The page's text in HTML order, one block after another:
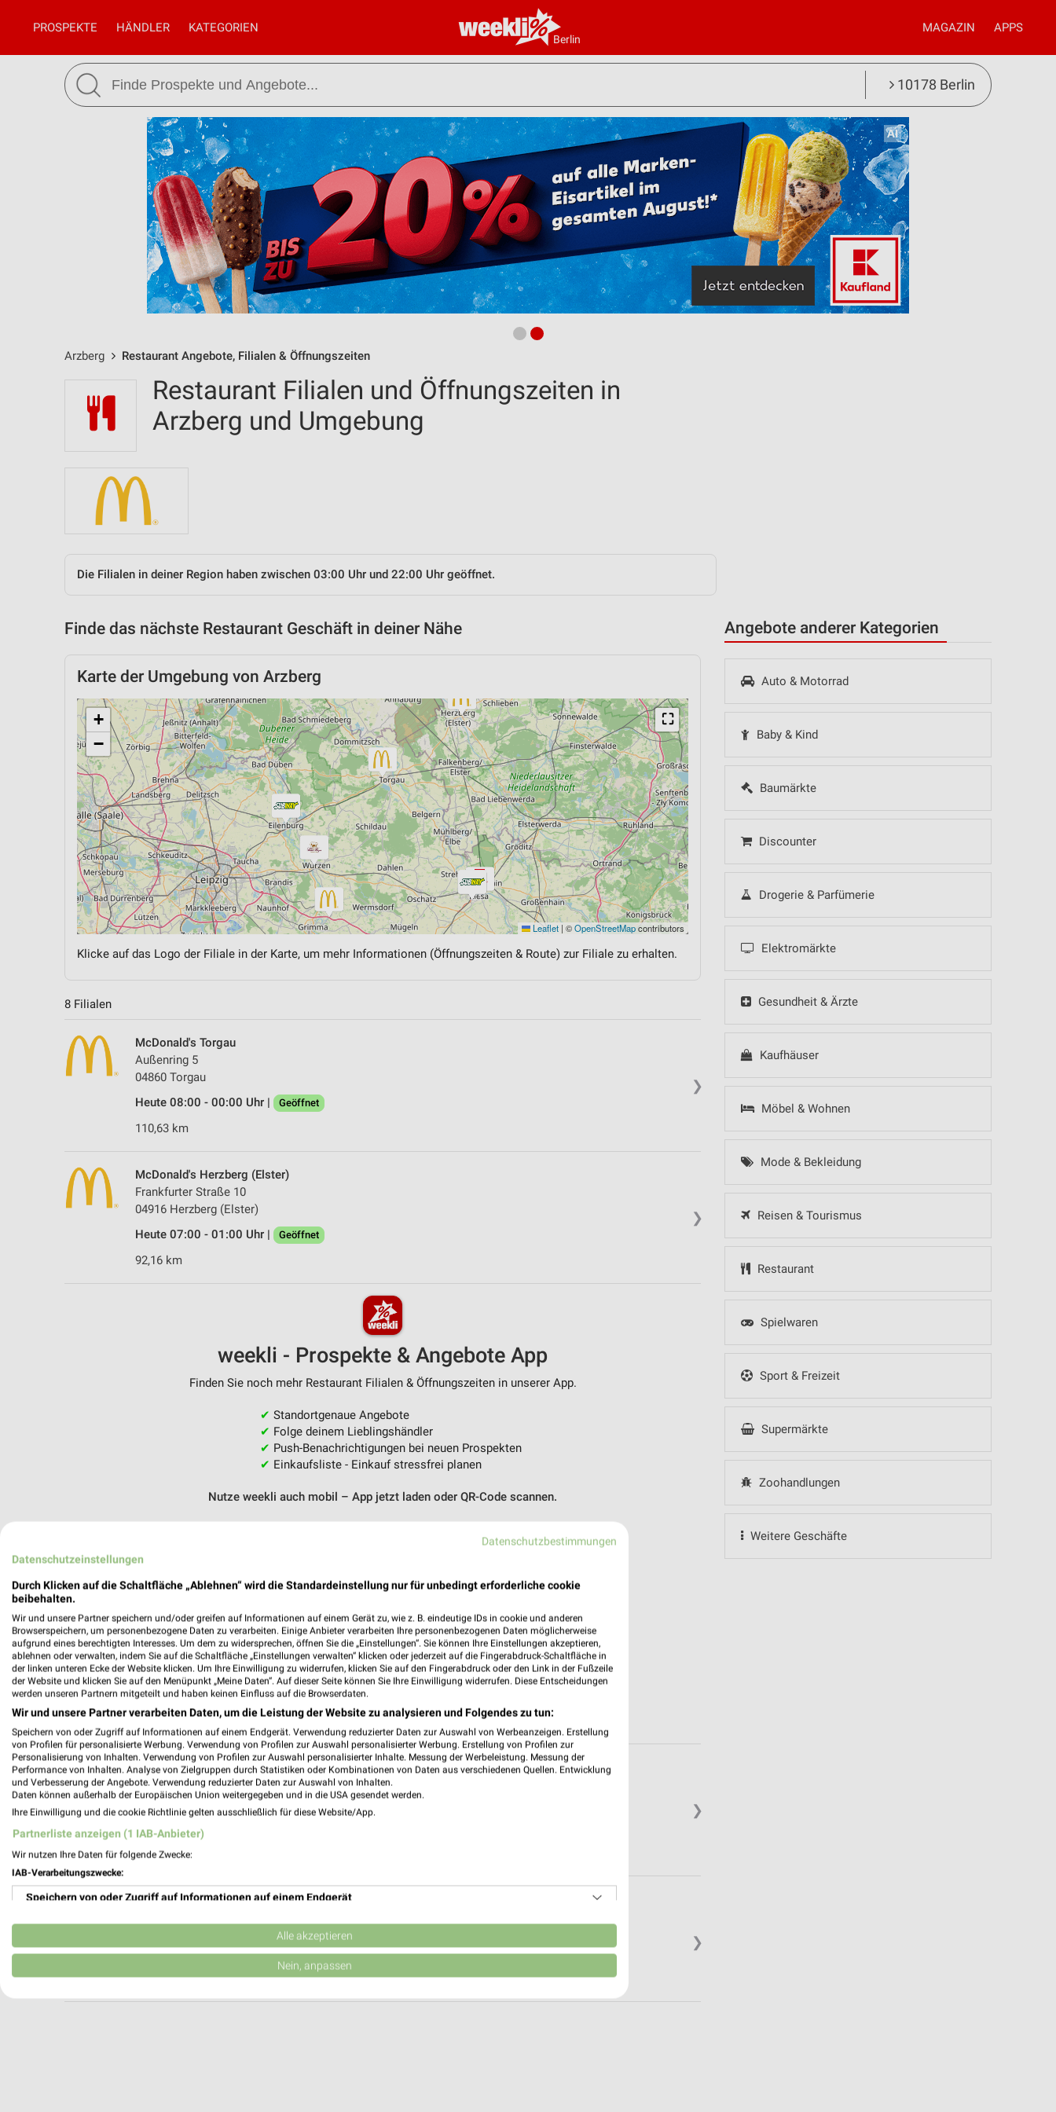
Berlin
PROSPEKTE HÄNDLER KATEGORIEN MAGAZIN APPS
10178 Berlin
Arzberg Restaurant Angebote, Filialen & Öffnungszeiten
Angebote anderer Kategorien
Auto & Motorrad
Baby & Kind
Baumärkte
Discounter
Drogerie & Parfümerie
Elektromärkte
Gesundheit & Ärzte
Kaufhäuser
Möbel & Wohnen
Mode & Bekleidung
Reisen & Tourismus
Restaurant
Spielwaren
Sport & Freizeit
Supermärkte
Zoohandlungen
Weitere Geschäfte
Restaurant Filialen und Öffnungszeiten in
Arzberg und Umgebung
Die Filialen in deiner Region haben zwischen 03:00 Uhr und 22:00 Uhr geöffnet.
Finde das nächste Restaurant Geschäft in deiner Nähe
Karte der Umgebung von Arzberg
⛶
+
−
Leaflet | ©OpenStreetMapcontributors
Klicke auf das Logo der Filiale in der Karte, um mehr Informationen (Öffnungszeiten & Route) zur Filiale zu erhalten.
8 Filialen
❯
McDonald's Torgau
Außenring 5
04860 Torgau
Heute 08:00 - 00:00 Uhr |
Geöffnet
110,63 km
❯
McDonald's Herzberg (Elster)
Frankfurter Straße 10
04916 Herzberg (Elster)
Heute 07:00 - 01:00 Uhr |
Geöffnet
92,16 km
weekli - Prospekte & Angebote App
Finden Sie noch mehr Restaurant Filialen & Öffnungszeiten in unserer App.
✔ Standortgenaue Angebote
✔ Folge deinem Lieblingshändler
✔ Push-Benachrichtigungen bei neuen Prospekten
✔ Einkaufsliste - Einkauf stressfrei planen
Nutze weekli auch mobil – App jetzt laden oder QR-Code scannen.
❯
McDonald's Riesa
Lommatzscher Straße 29
01587 Riesa
Heute 07:00 - 01:00 Uhr |
136,45 km
❯
Freddy Fresh Pizza Riesa
Heute 11:00 - 21:30 Uhr | Geschlossen
Datenschutzbestimmungen
Datenschutzeinstellungen
Durch Klicken auf die Schaltfläche „Ablehnen“ wird die Standardeinstellung nur für unbedingt erforderliche cookie
beibehalten.
Wir und unsere Partner speichern und/oder greifen auf Informationen auf einem Gerät zu, wie z. B. eindeutige IDs in cookie und anderen
Browserspeichern, um personenbezogene Daten zu verarbeiten. Einige Anbieter verarbeiten Ihre personenbezogenen Daten möglicherweise
aufgrund eines berechtigten Interesses. Um dem zu widersprechen, öffnen Sie die „Einstellungen“. Sie können Ihre Einstellungen akzeptieren,
ablehnen oder verwalten, indem Sie auf die Schaltfläche „Einstellungen verwalten“ klicken oder jederzeit auf die Fingerabdruck-Schaltfläche in
der linken unteren Ecke der Website klicken. Um Ihre Einwilligung zu widerrufen, klicken Sie auf den Fingerabdruck oder den Link in der Fußzeile
der Website und klicken Sie auf den Menüpunkt „Meine Daten“. Auf dieser Seite können Sie Ihre Einwilligung widerrufen. Diese Entscheidungen
werden unseren Partnern mitgeteilt und haben keinen Einfluss auf die Browserdaten.
Wir und unsere Partner verarbeiten Daten, um die Leistung der Website zu analysieren und Folgendes zu tun:
Speichern von oder Zugriff auf Informationen auf einem Endgerät. Verwendung reduzierter Daten zur Auswahl von Werbeanzeigen. Erstellung
von Profilen für personalisierte Werbung. Verwendung von Profilen zur Auswahl personalisierter Werbung. Erstellung von Profilen zur
Personalisierung von Inhalten. Verwendung von Profilen zur Auswahl personalisierter Inhalte. Messung der Werbeleistung. Messung der
Performance von Inhalten. Analyse von Zielgruppen durch Statistiken oder Kombinationen von Daten aus verschiedenen Quellen. Entwicklung
und Verbesserung der Angebote. Verwendung reduzierter Daten zur Auswahl von Inhalten.
Daten können außerhalb der Europäischen Union weitergegeben und in die USA gesendet werden.
Ihre Einwilligung und die cookie Richtlinie gelten ausschließlich für diese Website/App.
Partnerliste anzeigen (1 IAB-Anbieter)
Wir nutzen Ihre Daten für folgende Zwecke:
IAB-Verarbeitungszwecke:
Speichern von oder Zugriff auf Informationen auf einem Endgerät
Verwendung reduzierter Daten zur Auswahl von Werbeanzeigen
Erstellung von Profilen für personalisierte Werbung
Alle akzeptieren
Nein, anpassen